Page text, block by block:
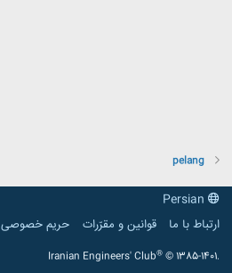
pelang
ارتباط با ما
قوانین و مقرّرات حریم خصوصی
Iranian Engineers' Club® © 1385-1401.